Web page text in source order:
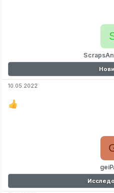
10.05.2022